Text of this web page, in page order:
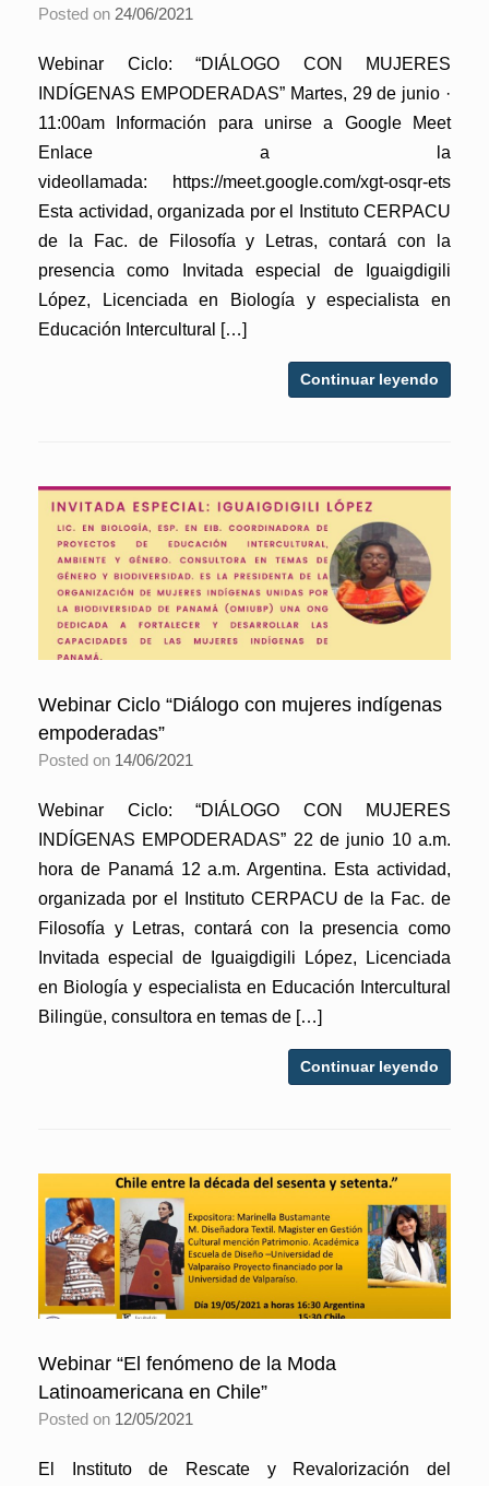
Posted on 24/06/2021
Webinar Ciclo: “DIÁLOGO CON MUJERES
INDÍGENAS EMPODERADAS” Martes, 29 de junio ·
11:00am Información para unirse a Google Meet
Enlace a la
videollamada: https://meet.google.com/xgt-osqr-ets
Esta actividad, organizada por el Instituto CERPACU
de la Fac. de Filosofía y Letras, contará con la
presencia como Invitada especial de Iguaigdigili
López, Licenciada en Biología y especialista en
Educación Intercultural […]
Continuar leyendo
Webinar Ciclo “Diálogo con mujeres indígenas
empoderadas”
Posted on 14/06/2021
Webinar Ciclo: “DIÁLOGO CON MUJERES
INDÍGENAS EMPODERADAS” 22 de junio 10 a.m.
hora de Panamá 12 a.m. Argentina. Esta actividad,
organizada por el Instituto CERPACU de la Fac. de
Filosofía y Letras, contará con la presencia como
Invitada especial de Iguaigdigili López, Licenciada
en Biología y especialista en Educación Intercultural
Bilingüe, consultora en temas de […]
Continuar leyendo
Webinar “El fenómeno de la Moda
Latinoamericana en Chile”
Posted on 12/05/2021
El Instituto de Rescate y Revalorización del